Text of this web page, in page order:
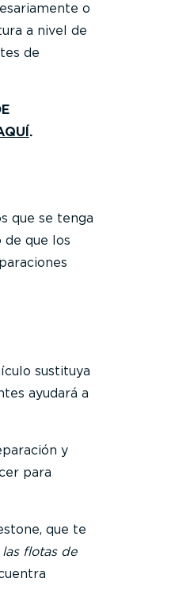
o
a nivel de
de
.
que se tenga
que los
sustituya
ayudará a
y
para
que te
flotas de